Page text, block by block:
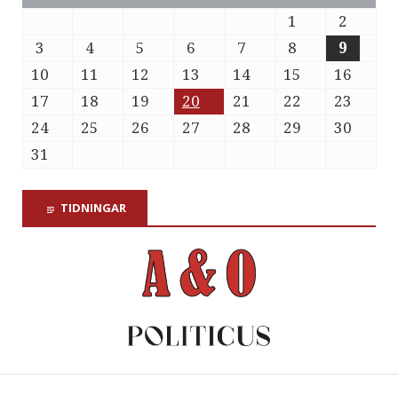
1
2
3
4 5 6 7 8
9
10
11 12 13 14 15
16
17
18 19 20 21 22
23
24
25 26 27 28 29
30
31
TIDNINGAR